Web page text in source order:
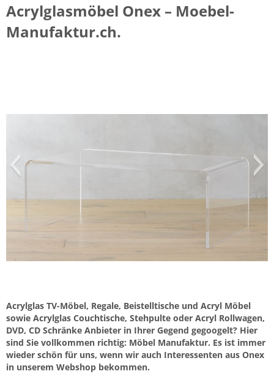
Acrylglasmöbel Onex – Moebel-
Manufaktur.ch.
Acrylglas TV-Möbel, Regale, Beistelltische und Acryl Möbel
sowie Acrylglas Couchtische, Stehpulte oder Acryl Rollwagen,
DVD, CD Schränke Anbieter in Ihrer Gegend gegoogelt? Hier
sind Sie vollkommen richtig: Möbel Manufaktur. Es ist immer
wieder schön für uns, wenn wir auch Interessenten aus Onex
in unserem Webshop bekommen.